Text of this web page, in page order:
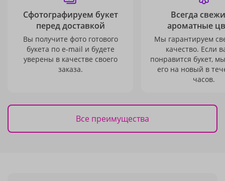
Сфотографируем букет
перед доставкой
Вы получите фото готового
букета по e-mail и будете
уверены в качестве своего
заказа.
Всегда
ароматные
Мы гарантируем
качество. Если
понравится букет,
его на новый в
часов.
Все преимущества